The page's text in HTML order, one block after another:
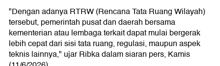
"Dengan adanya RTRW (Rencana Tata Ruang Wilayah)
tersebut, pemerintah pusat dan daerah bersama
kementerian atau lembaga terkait dapat mulai bergerak
lebih cepat dari sisi tata ruang, regulasi, maupun aspek
teknis lainnya," ujar Ribka dalam siaran pers, Kamis